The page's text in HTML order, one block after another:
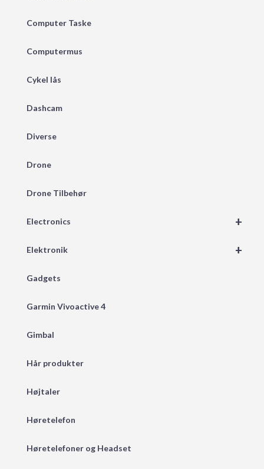
Computer Taske
Computermus
Cykel lås
Dashcam
Diverse
Drone
Drone Tilbehør
+
Electronics
+
Elektronik
Gadgets
Garmin Vivoactive 4
Gimbal
Hår produkter
Højtaler
Høretelefon
Høretelefoner og Headset